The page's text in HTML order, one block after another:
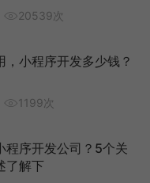
20539次
，小程序开发多少钱？
1199次
程序开发公司？5个关
了解下